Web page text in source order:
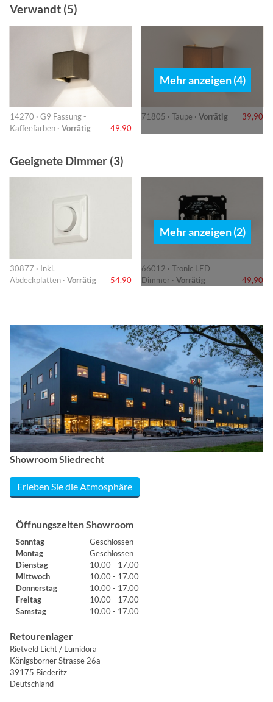
Verwandt (5)
14270 · G9 Fassung -
Kaffeefarben · Vorrätig 49,90
71805 · Taupe · Vorrätig 39,90
Mehr anzeigen (4)
Geeignete Dimmer (3)
30877 · Inkl.
Abdeckplatten · Vorrätig 54,90
66012 · Tronic LED
Dimmer · Vorrätig 49,90
Mehr anzeigen (2)
Showroom Sliedrecht
Erleben Sie die Atmosphäre
Öffnungszeiten Showroom
Sonntag
Geschlossen
Montag
Geschlossen
Dienstag
10.00 - 17.00
Mittwoch
10.00 - 17.00
Donnerstag
10.00 - 17.00
Freitag
10.00 - 17.00
Samstag
10.00 - 17.00
Retourenlager
Rietveld Licht / Lumidora
Königsborner Strasse 26a
39175 Biederitz
Deutschland